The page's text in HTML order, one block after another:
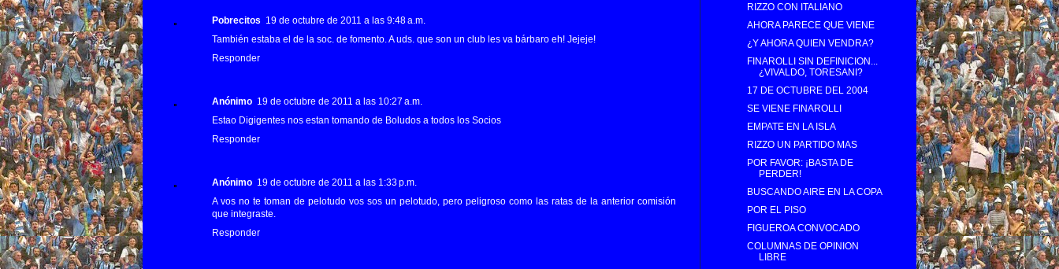
Pobrecitos 19 de octubre de 2011 a las 9:48 a.m.
También estaba el de la soc. de fomento. A uds. que son un club les va bárbaro eh! Jejeje!
Responder
Anónimo 19 de octubre de 2011 a las 10:27 a.m.
Estao Digigentes nos estan tomando de Boludos a todos los Socios
Responder
Anónimo 19 de octubre de 2011 a las 1:33 p.m.
A vos no te toman de pelotudo vos sos un pelotudo, pero peligroso como las ratas de la anterior comisión
que integraste.
Responder
RIZZO CON ITALIANO
AHORA PARECE QUE VIENE
¿Y AHORA QUIEN VENDRA?
FINAROLLI SIN DEFINICION...
¿VIVALDO, TORESANI?
17 DE OCTUBRE DEL 2004
SE VIENE FINAROLLI
EMPATE EN LA ISLA
RIZZO UN PARTIDO MAS
POR FAVOR: ¡BASTA DE
PERDER!
BUSCANDO AIRE EN LA COPA
POR EL PISO
FIGUEROA CONVOCADO
COLUMNAS DE OPINION
LIBRE